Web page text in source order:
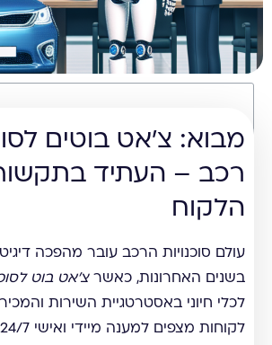
תוכן עניינים
מבוא: צ'אט בוטים
רכב – העתיד
הלקוח
עולם סוכנויות הרכב עובר מהפכה
בשנים האחרונות, כאשרצ'אט בוט
לכלי חיוני באסטרטגיית השירות